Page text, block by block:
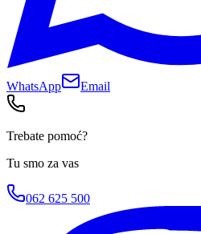
WhatsApp Email
Trebate pomoć?
Tu smo za vas
062 625 500